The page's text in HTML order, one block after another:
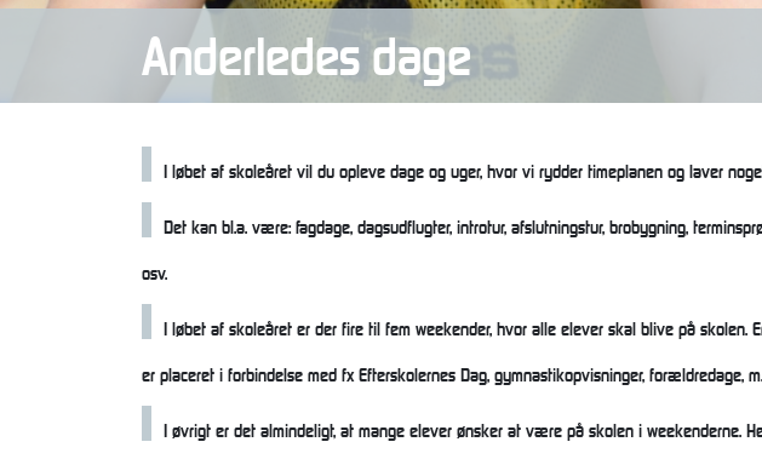
Anderledes dage
I løbet af skoleåret vil du opleve dage og uger, hvor vi rydder timeplanen og laver
Det kan bl.a. være: fagdage, dagsudflugter, introtur, afslutningstur, brobygning,
osv.
I løbet af skoleåret er der fire til fem weekender, hvor alle elever skal blive på skolen.
er placeret i forbindelse med fx Efterskolernes Dag, gymnastikopvisninger, forældredage,
I øvrigt er det almindeligt, at mange elever ønsker at være på skolen i weekenderne.